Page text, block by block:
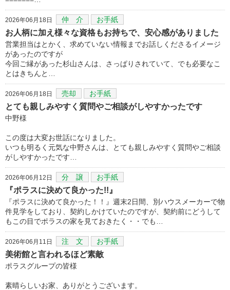
2026年06月18日 仲 介 お手紙
お人柄に加え様々な資格もお持ちで、安心感がありました
営業担当はとかく、求めていない情報までお話しくださるイメージ
があったのですが
今回ご縁があった杉山さんは、さっぱりされていて、でも必要なこ
とはきちんと…
2026年06月18日 売却 お手紙
とても親しみやすく質問やご相談がしやすかったです
中野様
この度は大変お世話になりました。
いつも明るく元気な中野さんは、とても親しみやすく質問やご相談
がしやすかったです…
2026年06月12日 分 譲 お手紙
『ポラスに決めて良かった!!』
『ポラスに決めて良かった！！』週末2日間、別ハウスメーカーで物
件見学をしており、契約しかけていたのですが、契約前にどうして
もこの目でポラスの家を見ておきたく・・でも…
2026年06月11日 注 文 お手紙
美術館と言われるほど素敵
ポラスグループの皆様
素晴らしいお家、ありがとうございます。